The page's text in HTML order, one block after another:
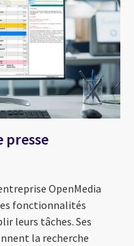
presse
OpenMedia
fonctionnalités
leurs tâches. Ses
la recherche